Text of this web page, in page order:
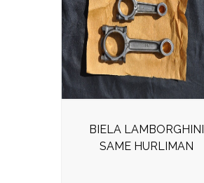
BIELA LAMBORGHINI
SAME HURLIMAN